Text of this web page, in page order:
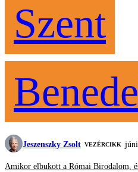
Szent
Jeszenszky Zsolt VEZÉRCIKK
Amikor elbukott a Római Birodalom,